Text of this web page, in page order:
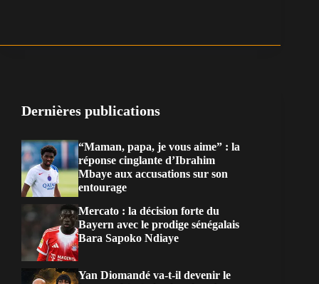
Dernières publications
“Maman, papa, je vous aime” : la
réponse cinglante d’Ibrahim
Mbaye aux accusations sur son
entourage
Mercato : la décision forte du
Bayern avec le prodige sénégalais
Bara Sapoko Ndiaye
Yan Diomandé va-t-il devenir le